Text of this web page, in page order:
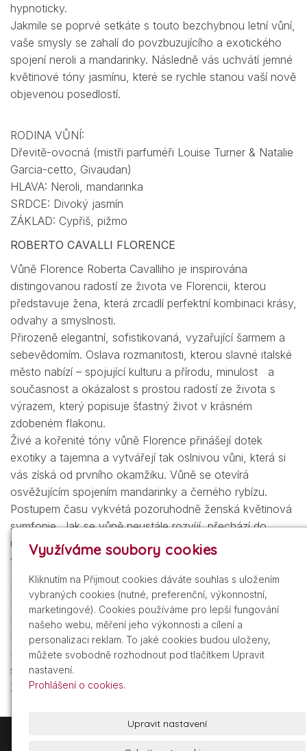
hypnoticky.
Jakmile se poprvé setkáte s touto bezchybnou letní vůní,
vaše smysly se zahalí do povzbuzujícího a exotického
spojení neroli a mandarinky. Následně vás uchvátí jemné
květinové tóny jasmínu, které se rychle stanou vaší nově
objevenou posedlostí.
RODINA VŮNÍ:
Dřevitě-ovocná (mistři parfuméři Louise Turner & Natalie
Garcia-cetto, Givaudan)
HLAVA: Neroli, mandarinka
SRDCE: Divoký jasmín
ZÁKLAD: Cypřiš, pižmo
ROBERTO CAVALLI FLORENCE
Vůně Florence Roberta Cavalliho je inspirována
distingovanou radostí ze života ve Florencii, kterou
představuje žena, která zrcadlí perfektní kombinaci krásy,
odvahy a smyslnosti.
Přirozeně elegantní, sofistikovaná, vyzařující šarmem a
sebevědomím. Oslava rozmanitosti, kterou slavné italské
město nabízí – spojující kulturu a přírodu, minulost a
současnost a okázalost s prostou radostí ze života s
výrazem, který popisuje šťastný život v krásném
zdobeném flakonu.
Živé a kořenité tóny vůně Florence přinášejí dotek
exotiky a tajemna a vytvářejí tak oslnivou vůni, která si
vás získá od prvního okamžiku. Vůně se otevírá
osvěžujícím spojením mandarinky a černého rybízu.
Postupem času vykvétá pozoruhodně ženská květinová
symfonie. Jak se vůně neustále rozvíjí, přechází do
uzemňujících zemitých tónů pižma, ambry a pačuli a
vytváří podmanivou vůni.
RODINA VŮNÍ:
Květinově-chyprová (mistr parfumér: Marie Salamagne,
Firmenich)
HLAVA: Mandarinka, černý rybíz
SRDCE: Pomerančový květ, květ grapefruitu, květ a
semínka ibišku
ZÁKLAD: Pačuli, pižmo, ambra
Využíváme soubory cookies
Kliknutím na Přijmout cookies dáváte souhlas s uložením
vybraných cookies (nutné, preferenční, výkonnostní,
marketingové). Cookies používáme pro lepší fungování
našeho webu, měření jeho výkonnosti a cílení a
personalizaci reklam. To jaké cookies budou uloženy,
můžete svobodně rozhodnout pod tlačítkem Upravit
nastavení.
Prohlášení o cookies.
Upravit nastavení